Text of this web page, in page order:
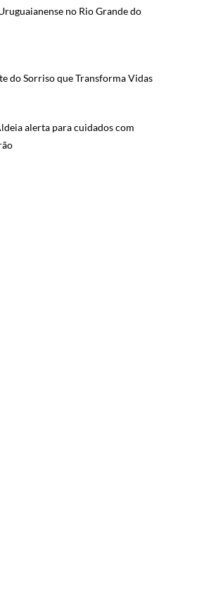
no Rio Grande do
do Sorriso que Transforma Vidas
alerta para cuidados com